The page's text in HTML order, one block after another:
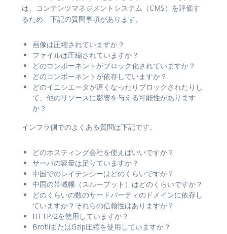
は、コンテンツマネジメントシステム（CMS）を評価す
るため、下記の質問事項があります。
画像は圧縮されていますか？
ファイルは圧縮されていますか？
どのコンポーネントがブロック化されていますか？
どのコンポーネントが依存していますか？
どのイニシエータが遅くなったりブロックされたりし
て、他のリソースに影響を与える可能性があります
か？
インフラ側でのよくある質問は下記です。
どのホスティング会社を使えばいいですか？
サーバの容量は足りていますか？
中国でのレイテンシーはどのくらいですか？
中国の帯域幅（スループット）はどのくらいですか？
どのくらいの数のサードパーティのドメインに依存し
ていますか？それらの信頼性はありますか？
HTTP/2を使用していますか？
BrotliまたはGzip圧縮を使用していますか？